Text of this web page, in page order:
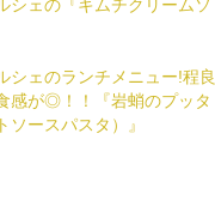
シェの『キムチクリームソ
シェのランチメニュー!程良
感が◎！！『岩蛸のプッタ
ソースパスタ）』